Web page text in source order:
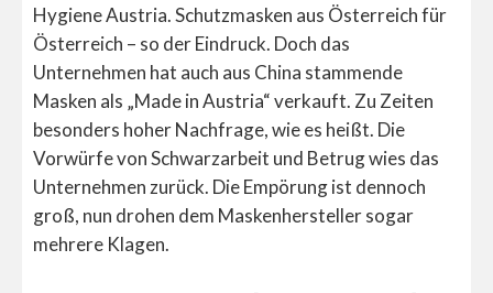
Hygiene Austria. Schutzmasken aus Österreich für
Österreich – so der Eindruck. Doch das
Unternehmen hat auch aus China stammende
Masken als „Made in Austria“ verkauft. Zu Zeiten
besonders hoher Nachfrage, wie es heißt. Die
Vorwürfe von Schwarzarbeit und Betrug wies das
Unternehmen zurück. Die Empörung ist dennoch
groß, nun drohen dem Maskenhersteller sogar
mehrere Klagen.